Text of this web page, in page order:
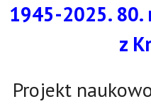
1945-2025. 80.
z
Projekt